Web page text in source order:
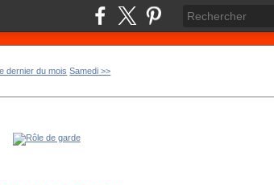
dernier du mois Samedi >>